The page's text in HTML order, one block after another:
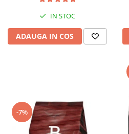
IN STOC
ADAUGA IN COS
-7%